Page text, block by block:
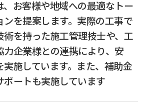
、お客様や地域への最適なトー
を提案します。実際の工事で
術を持った施工管理技士や、工
企業様との連携により、安
施しています。また、補助金
ートも実施しています